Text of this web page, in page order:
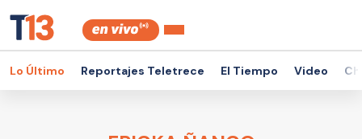
Lo Último Reportajes Teletrece El Tiempo Video